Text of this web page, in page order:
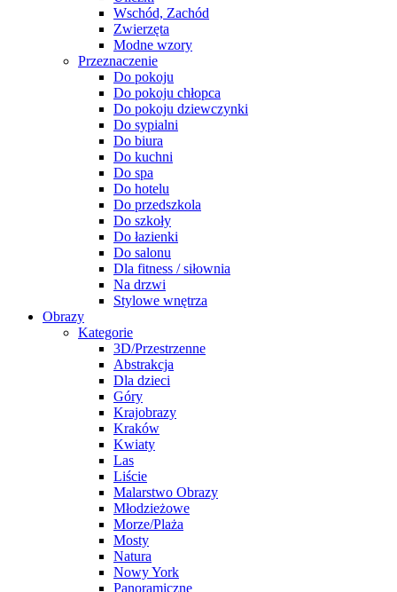
Wschód, Zachód
Zwierzęta
Modne wzory
Przeznaczenie
Do pokoju
Do pokoju chłopca
Do pokoju dziewczynki
Do sypialni
Do biura
Do kuchni
Do spa
Do hotelu
Do przedszkola
Do szkoły
Do łazienki
Do salonu
Dla fitness / siłownia
Na drzwi
Stylowe wnętrza
Obrazy
Kategorie
3D/Przestrzenne
Abstrakcja
Dla dzieci
Góry
Krajobrazy
Kraków
Kwiaty
Las
Liście
Malarstwo Obrazy
Młodzieżowe
Morze/Plaża
Mosty
Natura
Nowy York
Panoramiczne